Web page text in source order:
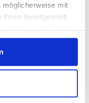
möglicherweise mit
ihnen bereitgestellt